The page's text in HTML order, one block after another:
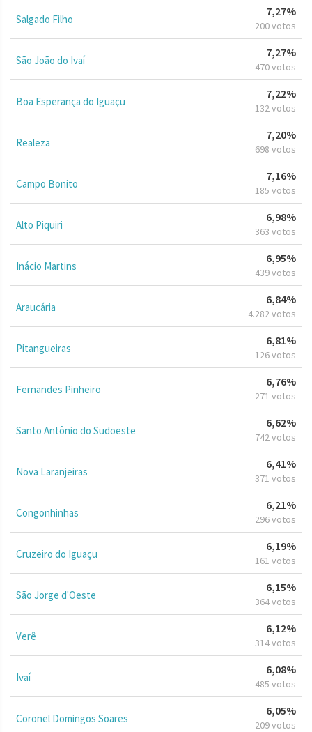
Salgado Filho
7,27%
200 votos
São João do Ivaí
7,27%
470 votos
Boa Esperança do Iguaçu
7,22%
132 votos
Realeza
7,20%
698 votos
Campo Bonito
7,16%
185 votos
Alto Piquiri
6,98%
363 votos
Inácio Martins
6,95%
439 votos
Araucária
6,84%
4.282 votos
Pitangueiras
6,81%
126 votos
Fernandes Pinheiro
6,76%
271 votos
Santo Antônio do Sudoeste
6,62%
742 votos
Nova Laranjeiras
6,41%
371 votos
Congonhinhas
6,21%
296 votos
Cruzeiro do Iguaçu
6,19%
161 votos
São Jorge d'Oeste
6,15%
364 votos
Verê
6,12%
314 votos
Ivaí
6,08%
485 votos
Coronel Domingos Soares
6,05%
209 votos